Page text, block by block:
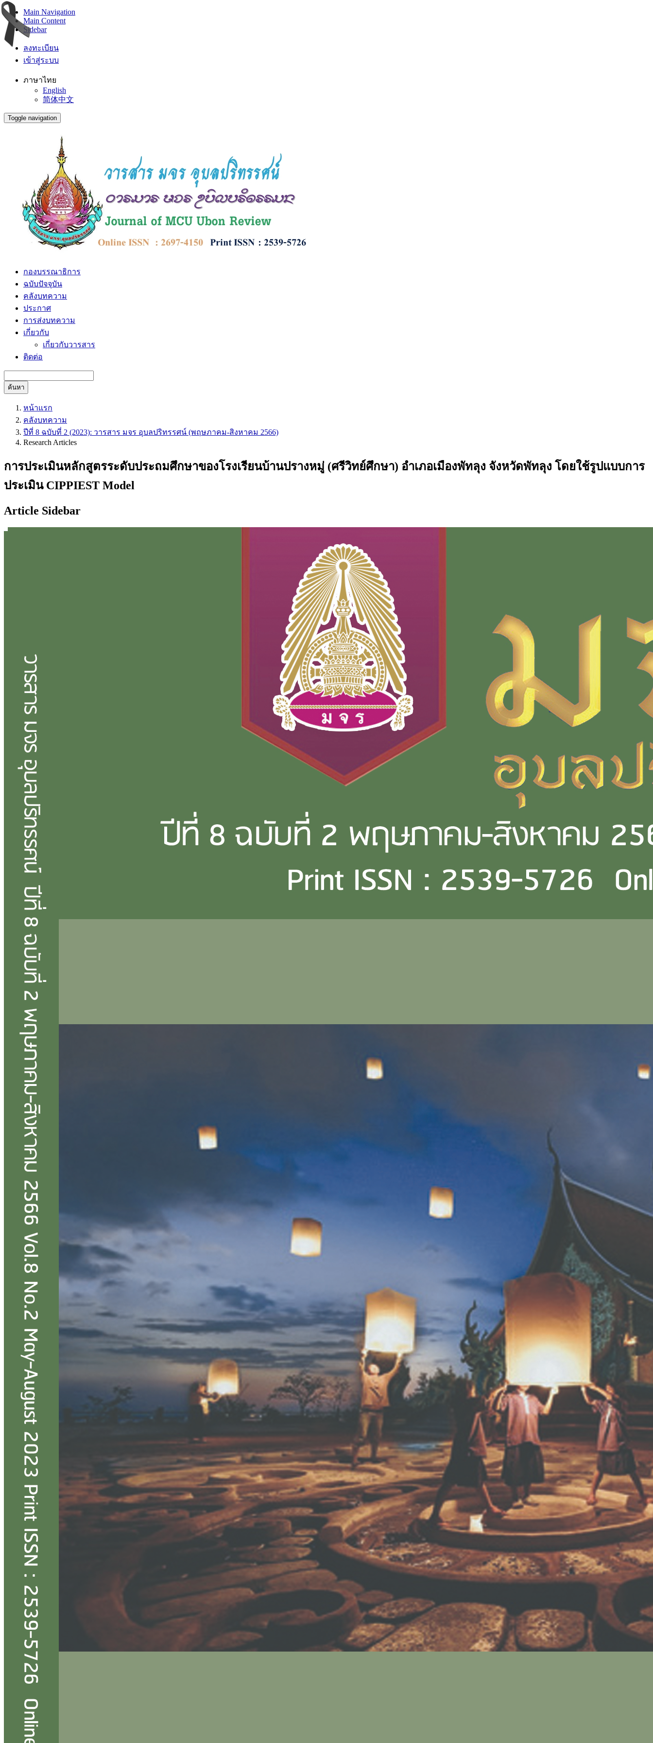
Main Navigation
Main Content
Sidebar
ลงทะเบียน
เข้าสู่ระบบ
ภาษาไทย
English
简体中文
Toggle navigation
กองบรรณาธิการ
ฉบับปัจจุบัน
คลังบทความ
ประกาศ
การส่งบทความ
เกี่ยวกับ
เกี่ยวกับวารสาร
ติดต่อ
ค้นหา
หน้าแรก
คลังบทความ
ปีที่ 8 ฉบับที่ 2 (2023): วารสาร มจร อุบลปริทรรศน์ (พฤษภาคม-สิงหาคม 2566)
Research Articles
การประเมินหลักสูตรระดับประถมศึกษาของโรงเรียนบ้านปรางหมู่ (ศรีวิทย์ศึกษา) อำเภอเมืองพัทลุง จังหวัดพัทลุง โดยใช้รูปแบบการ
ประเมิน CIPPIEST Model
Article Sidebar